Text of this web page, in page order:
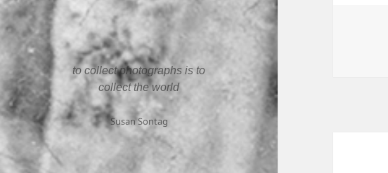
to collect photographs is to
collect the world
Susan Sontag